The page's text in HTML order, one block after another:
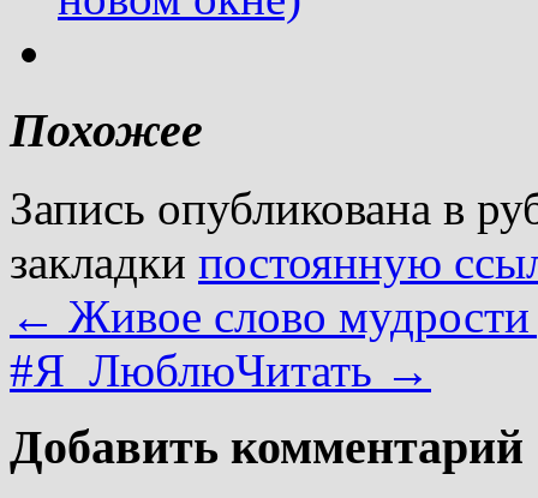
Похожее
Запись опубликована в
закладки постоянную
← Живое слово
#Я_ЛюблюЧитать →
Добавить комментарий